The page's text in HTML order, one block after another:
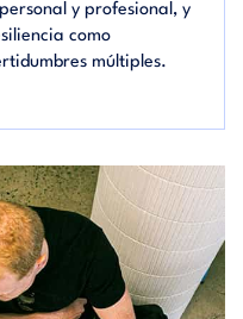
y profesional, y
como
múltiples.